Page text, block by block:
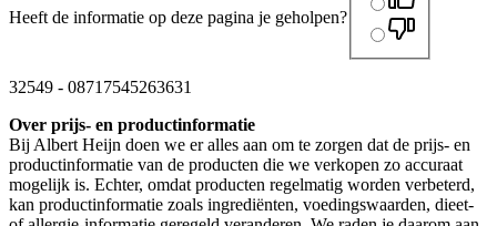
Heeft de informatie op deze pagina je geholpen?
32549 - 08717545263631
Over prijs- en productinformatie
Bij Albert Heijn doen we er alles aan om te zorgen dat de prijs- en
productinformatie van de producten die we verkopen zo accuraat
mogelijk is. Echter, omdat producten regelmatig worden verbeterd,
kan productinformatie zoals ingrediënten, voedingswaarden, dieet-